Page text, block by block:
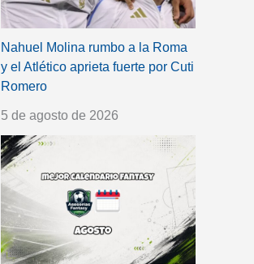
Nahuel Molina rumbo a la Roma
y el Atlético aprieta fuerte por Cuti
Romero
5 de agosto de 2026